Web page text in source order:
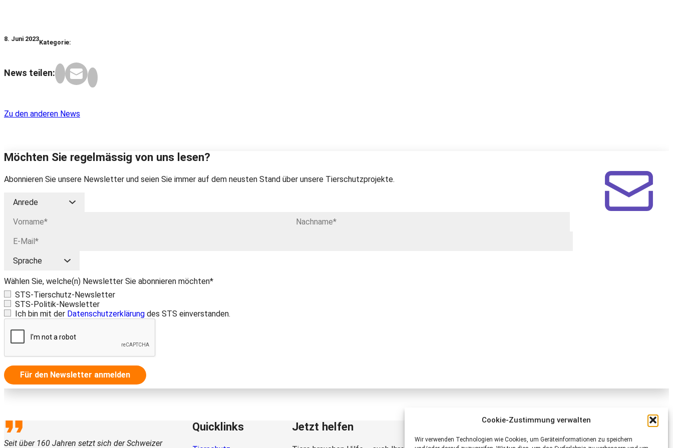
Cookie-Zustimmung verwalten
Wir verwenden Technologien wie Cookies, um Geräteinformationen zu speichern
8. Juni 2023Kategorie:
News teilen:
Zu den anderen News
Möchten Sie regelmässig von uns lesen?
Abonnieren Sie unsere Newsletter und seien Sie immer auf dem neusten Stand über unsere Tierschutzprojekte.
Wählen Sie, welche(n) Newsletter Sie abonnieren möchten*
STS-Tierschutz-Newsletter
STS-Politik-Newsletter
Ich bin mit der Datenschutzerklärung des STS einverstanden.
Für den Newsletter anmelden
Seit über 160 Jahren setzt sich der Schweizer
Quicklinks Jetzt helfen Schweizer Tierschutz STS